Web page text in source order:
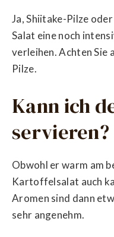
Ja, Shiitake-Pilze
Salat eine noch
verleihen. Achten Sie
Pilze.
Kann ich
servieren?
Obwohl er warm am
Kartoffelsalat auch
Aromen sind dann
sehr angenehm.